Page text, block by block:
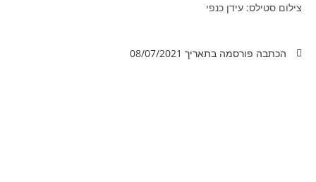
צילום סטילס: עידן כנפי
הכתבה פורסמה בתאריך 08/07/2021